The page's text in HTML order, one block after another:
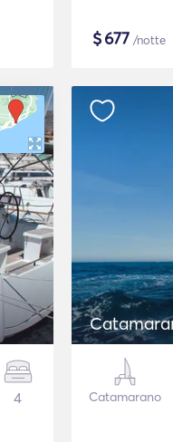
$677 /notte
4 Catamarano